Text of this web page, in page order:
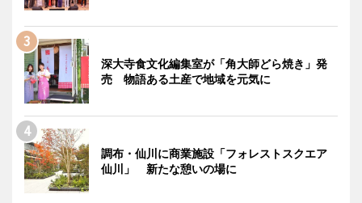
深大寺食文化編集室が「角大師どら焼き」発
売 物語ある土産で地域を元気に
調布・仙川に商業施設「フォレストスクエア
仙川」 新たな憩いの場に